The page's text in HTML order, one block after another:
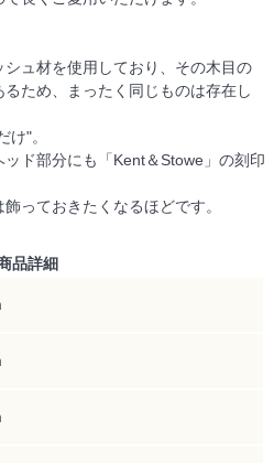
ュ材を使用しており、その木目の
ため、まったく同じものは存在し
け"。
ド部分にも「Kent＆Stowe」の刻印
っておきたくなるほどです。
品詳細